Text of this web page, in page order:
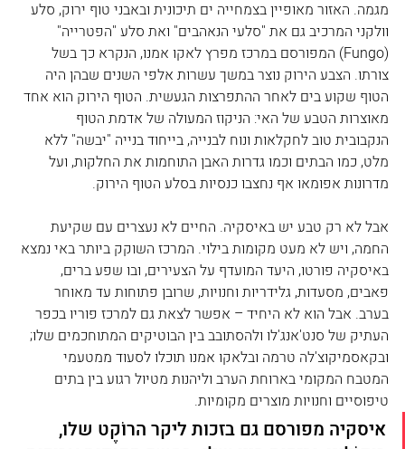
מגמה. האזור מאופיין בצמחייה ים תיכונית ובאבני טוף ירוק, סלע
וולקני המרכיב גם את "סלעי הנאהבים" ואת סלע "הפטרייה"
(Fungo) המפורסם במרכז מפרץ לאקו אמנו, הנקרא כך בשל
צורתו. הצבע הירוק נוצר במשך עשרות אלפי השנים שבהן היה
הטוף שקוע בים לאחר ההתפרצות הגעשית. הטוף הירוק הוא אחד
מאוצרות הטבע של האי: הניקוז המעולה של אדמת הטוף
הנקבובית טוב לחקלאות ונוח לבנייה, בייחוד בנייה "יבשה" ללא
מלט, כמו הבתים וכמו גדרות האבן התוחמות את החלקות, ועל
מדרונות אפומאו אף נחצבו כנסיות בסלע הטוף הירוק.
אבל לא רק טבע יש באיסקיה. החיים לא נעצרים עם שקיעת
החמה, ויש לא מעט מקומות בילוי. המרכז השוקק ביותר באי נמצא
באיסקיה פורטו, היעד המועדף על הצעירים, ובו שפע ברים,
פאבים, מסעדות, גלידריות וחנויות, שרובן פתוחות עד מאוחר
בערב. אבל הוא לא היחיד – אפשר לצאת גם למרכז פוריו בכפר
העתיק של סנט'אנג'לו ולהסתובב בין הבוטיקים המתוחכמים שלו;
ובקאסמיקוצ'לה טרמה ובלאקו אמנו תוכלו לסעוד ממטעמי
המטבח המקומי בארוחת הערב וליהנות מטיול רגוע בין בתים
טיפוסיים וחנויות מוצרים מקומיות.
איסקיה מפורסם גם בזכות ליקר הרוֹקֶט שלו,